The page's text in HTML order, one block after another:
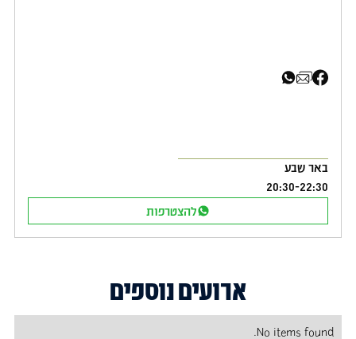
באר שבע
20:30-22:30
להצטרפות
ארועים נוספים
No items found.